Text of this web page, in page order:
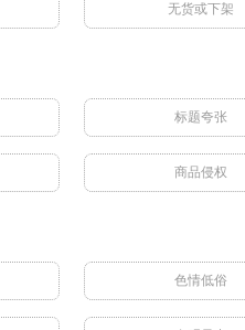
无货或下架
标题夸张
商品侵权
色情低俗